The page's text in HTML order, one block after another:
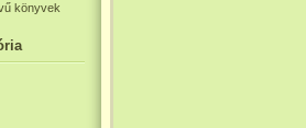
könyvek